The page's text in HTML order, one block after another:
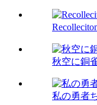
秋空に銅
私の勇者